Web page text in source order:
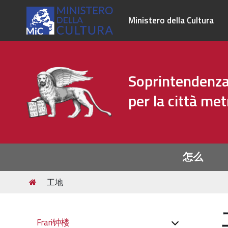
Ministero della Cultura
per la città
怎么
Tu
sei
工地
Navigazione
Frari钟楼